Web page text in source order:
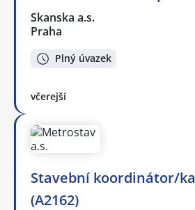
Skanska a.s.
Praha
Plný úvazek
včerejší
Stavební koordinátor/ka
(A2162)